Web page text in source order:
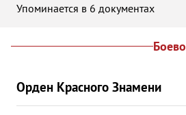
Упоминается в 6 документах
Орден Красного Знамени